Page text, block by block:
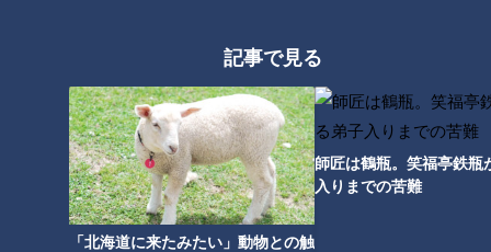
記事で見る
「北海道に来たみたい」動物との触
師匠は鶴瓶。笑福亭鉄瓶
入りまでの苦難
石田えり【スジナシ】個性爆
発！想定越え展開に鶴瓶「抜群
やんなぁほんまに」
山本學【スジナシ】鶴瓶「あん
な人に手をつけるなんて、バレ
るの丸わかり」